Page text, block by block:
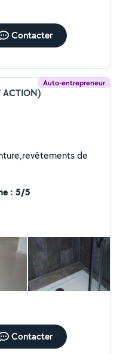
Contacter
Auto-entrepreneur
ACTION)
de
: 5/5
Contacter